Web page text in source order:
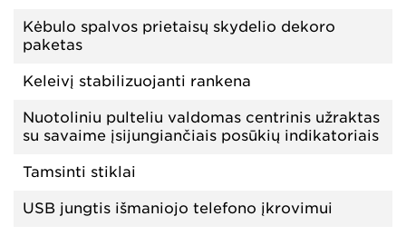
Kėbulo spalvos prietaisų skydelio dekoro
paketas
Keleivį stabilizuojanti rankena
Nuotoliniu pulteliu valdomas centrinis užraktas
su savaime įsijungiančiais posūkių indikatoriais
Tamsinti stiklai
USB jungtis išmaniojo telefono įkrovimui